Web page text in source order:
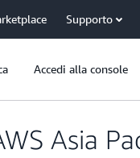
Supporto
Accedi alla console
Asia